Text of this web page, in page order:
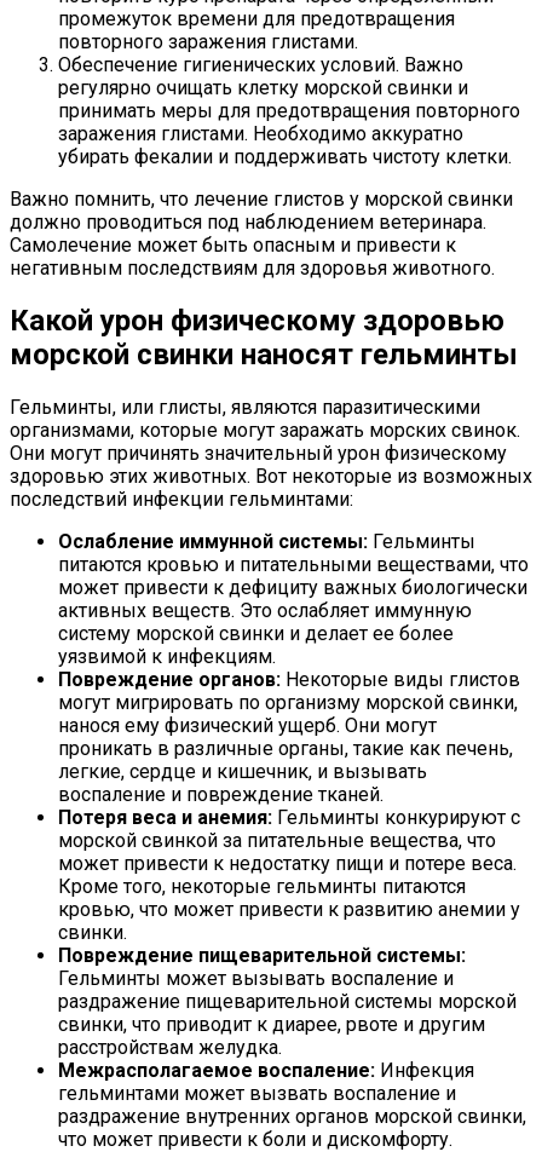
промежуток времени для предотвращения
повторного заражения глистами.
Обеспечение гигиенических условий. Важно
регулярно очищать клетку морской свинки и
принимать меры для предотвращения повторного
заражения глистами. Необходимо аккуратно
убирать фекалии и поддерживать чистоту клетки.
Важно помнить, что лечение глистов у морской свинки
должно проводиться под наблюдением ветеринара.
Самолечение может быть опасным и привести к
негативным последствиям для здоровья животного.
Какой урон физическому здоровью
морской свинки наносят гельминты
Гельминты, или глисты, являются паразитическими
организмами, которые могут заражать морских свинок.
Они могут причинять значительный урон физическому
здоровью этих животных. Вот некоторые из возможных
последствий инфекции гельминтами:
Ослабление иммунной системы: Гельминты
питаются кровью и питательными веществами, что
может привести к дефициту важных биологически
активных веществ. Это ослабляет иммунную
систему морской свинки и делает ее более
уязвимой к инфекциям.
Повреждение органов: Некоторые виды глистов
могут мигрировать по организму морской свинки,
нанося ему физический ущерб. Они могут
проникать в различные органы, такие как печень,
легкие, сердце и кишечник, и вызывать
воспаление и повреждение тканей.
Потеря веса и анемия: Гельминты конкурируют с
морской свинкой за питательные вещества, что
может привести к недостатку пищи и потере веса.
Кроме того, некоторые гельминты питаются
кровью, что может привести к развитию анемии у
свинки.
Повреждение пищеварительной системы:
Гельминты может вызывать воспаление и
раздражение пищеварительной системы морской
свинки, что приводит к диарее, рвоте и другим
расстройствам желудка.
Межрасполагаемое воспаление: Инфекция
гельминтами может вызвать воспаление и
раздражение внутренних органов морской свинки,
что может привести к боли и дискомфорту.